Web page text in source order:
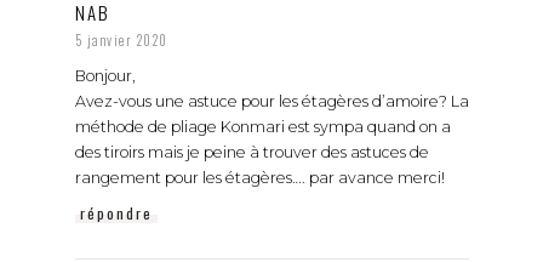
NAB
5 janvier 2020
Bonjour,
Avez-vous une astuce pour les étagères d’amoire? La
méthode de pliage Konmari est sympa quand on a
des tiroirs mais je peine à trouver des astuces de
rangement pour les étagères…. par avance merci!
répondre